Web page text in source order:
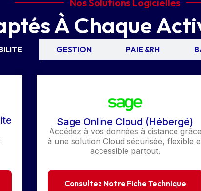
Nos Solutions Logicielles
À Chaque
GESTION PAIE &RH
Sage Online Cloud (Hébergé)
Accédez à vos données à distance grâce
à une solution Cloud sécurisée, flexible
accessible partout.
Consultez Notre Fiche Technique